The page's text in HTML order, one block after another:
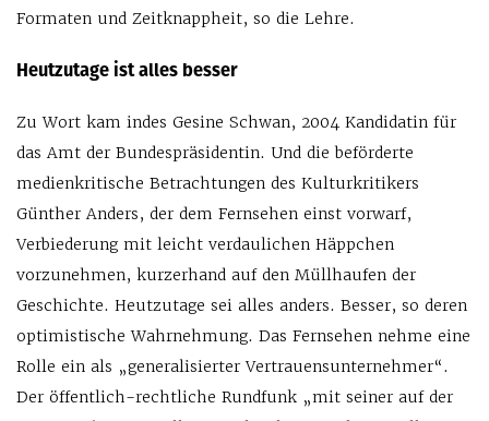
Formaten und Zeitknappheit, so die Lehre.
Heutzutage ist alles besser
Zu Wort kam indes Gesine Schwan, 2004 Kandidatin für
das Amt der Bundespräsidentin. Und die beförderte
medienkritische Betrachtungen des Kulturkritikers
Günther Anders, der dem Fernsehen einst vorwarf,
Verbiederung mit leicht verdaulichen Häppchen
vorzunehmen, kurzerhand auf den Müllhaufen der
Geschichte. Heutzutage sei alles anders. Besser, so deren
optimistische Wahrnehmung. Das Fernsehen nehme eine
Rolle ein als „generalisierter Vertrauensunternehmer“.
Der öffentlich-rechtliche Rundfunk „mit seiner auf der